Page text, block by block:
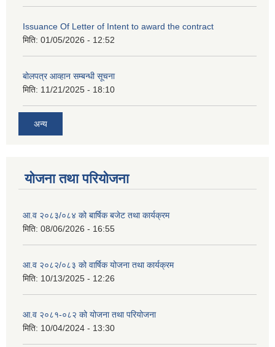
Issuance Of Letter of Intent to award the contract
मिति: 01/05/2026 - 12:52
बोलपत्र आव्हान सम्बन्धी सूचना
मिति: 11/21/2025 - 18:10
अन्य
योजना तथा परियोजना
आ.व २०८३/०८४ को बार्षिक बजेट तथा कार्यक्रम
मिति: 08/06/2026 - 16:55
आ.व २०८२/०८३ को वार्षिक योजना तथा कार्यक्रम
मिति: 10/13/2025 - 12:26
आ.व २०८१-०८२ को योजना तथा परियोजना
मिति: 10/04/2024 - 13:30